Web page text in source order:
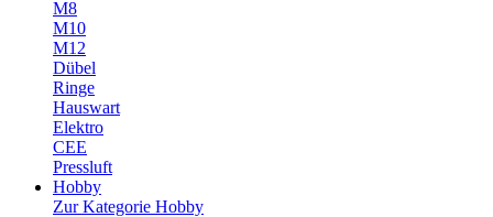
M8
M10
M12
Dübel
Ringe
Hauswart
Elektro
CEE
Pressluft
Hobby
Zur Kategorie Hobby